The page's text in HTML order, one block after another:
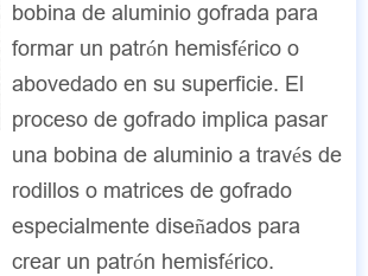
bobina de aluminio gofrada para
formar un patrón hemisférico o
abovedado en su superficie. El
proceso de gofrado implica pasar
una bobina de aluminio a través de
rodillos o matrices de gofrado
especialmente diseñados para
crear un patrón hemisférico.